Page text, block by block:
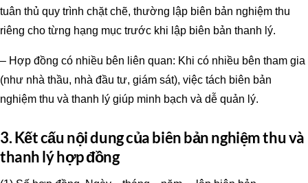
tuân thủ quy trình chặt chẽ, thường lập biên bản nghiệm thu
riêng cho từng hạng mục trước khi lập biên bản thanh lý.
– Hợp đồng có nhiều bên liên quan: Khi có nhiều bên tham gia
(như nhà thầu, nhà đầu tư, giám sát), việc tách biên bản
nghiệm thu và thanh lý giúp minh bạch và dễ quản lý.
3. Kết cấu nội dung của biên bản nghiệm thu và
thanh lý hợp đồng